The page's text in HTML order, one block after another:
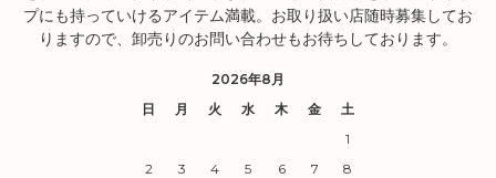
プにも持っていけるアイテム満載。お取り扱い店随時募集してお
りますので、卸売りのお問い合わせもお待ちしております。
2026年8月
日
月 火 水 木 金
土
1
2
3 4 5 6 7
8